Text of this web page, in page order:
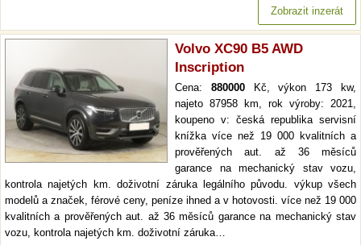
Zobrazit inzerát
Volvo XC90 B5 AWD
Inscription
Cena: 880000Kč, výkon 173 kw,
najeto 87958 km, rok výroby: 2021,
koupeno v: česká republika servisní
knížka více než 19 000 kvalitních a
prověřených aut. až 36 měsíců
garance na mechanický stav vozu,
kontrola najetých km. doživotní záruka legálního původu. výkup všech
modelů a značek, férové ceny, peníze ihned a v hotovosti. více než 19 000
kvalitních a prověřených aut. až 36 měsíců garance na mechanický stav
vozu, kontrola najetých km. doživotní záruka…